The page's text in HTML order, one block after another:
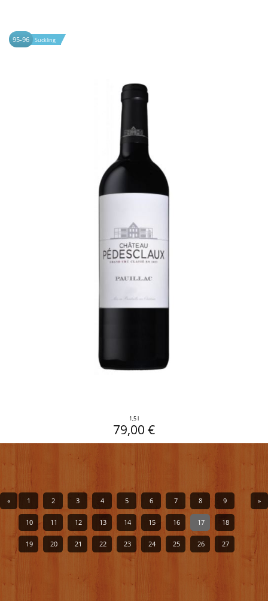
95-96 Suckling
1,5 l
79,00 €
« 1 2 3 4 5 6 7 8 9
10 11 12 13 14 15 16 17 18
19 20 21 22 23 24 25 26 27
»